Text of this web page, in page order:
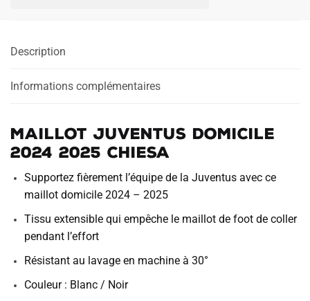
Chiesa
Description
Informations complémentaires
Maillot Juventus Domicile
2024 2025 Chiesa
Supportez fièrement l’équipe de la Juventus avec ce
maillot domicile 2024 – 2025
Tissu extensible qui empêche le maillot de foot de coller
pendant l’effort
Résistant au lavage en machine à 30°
Couleur : Blanc / Noir